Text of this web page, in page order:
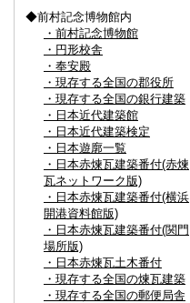
◆前村記念博物館内
・前村記念博物館
・円形校舎
・奉安殿
・現存する全国の郡役所
・現存する全国の銀行建築
・日本近代建築館
・日本近代建築検定
・日本遊廓一覧
・日本赤煉瓦建築番付(赤煉
瓦ネットワーク版)
・日本赤煉瓦建築番付(横浜
開港資料館版)
・日本赤煉瓦建築番付(関門
場所版)
・日本赤煉瓦土木番付
・現存する全国の煉瓦建築
・現存する全国の郵便局舎